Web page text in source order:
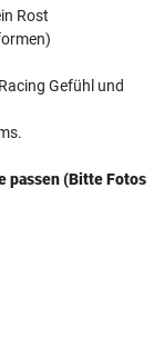
Rost
Gefühl und
passen (Bitte Fotos